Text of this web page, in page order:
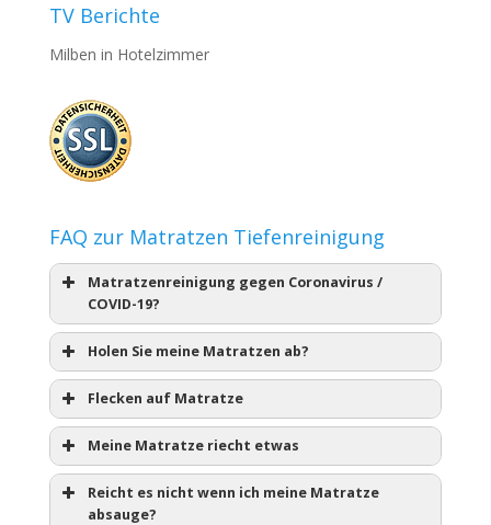
TV Berichte
Milben in Hotelzimmer
FAQ zur Matratzen Tiefenreinigung
Matratzenreinigung gegen Coronavirus /
COVID-19?
Holen Sie meine Matratzen ab?
Flecken auf Matratze
Meine Matratze riecht etwas
Reicht es nicht wenn ich meine Matratze
absauge?